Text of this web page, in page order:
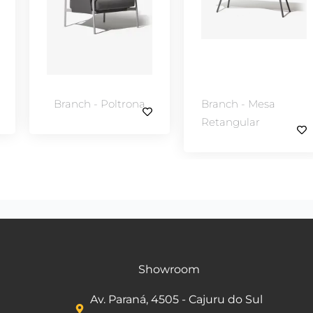
Poltrona
Branch - Mesa
Branch -
Showroom
Av. Paraná, 4505 - Cajuru do Sul